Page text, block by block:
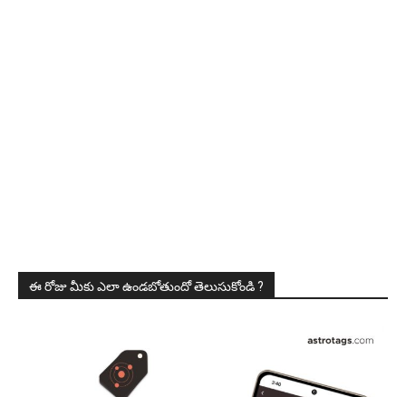
ఈ రోజు మీకు ఎలా ఉండబోతుందో తెలుసుకోండి ?